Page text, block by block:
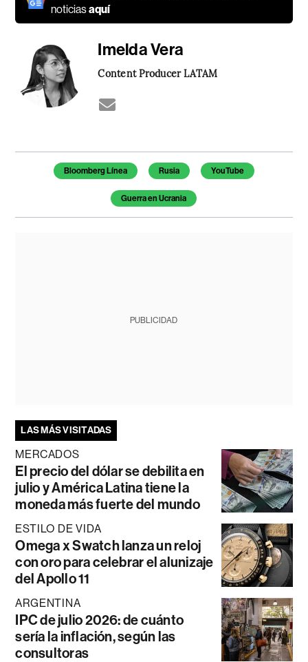
noticiasaquí
Imelda Vera
Content Producer LATAM
Temas de este artículo
Bloomberg Línea Rusia YouTube
Guerra en Ucrania
PUBLICIDAD
LAS MÁS VISITADAS
MERCADOS
El precio del dólar se debilita en
julio y América Latina tiene la
moneda más fuerte del mundo
ESTILO DE VIDA
Omega x Swatch lanza un reloj
con oro para celebrar el alunizaje
del Apollo 11
ARGENTINA
IPC de julio 2026: de cuánto
sería la inflación, según las
consultoras